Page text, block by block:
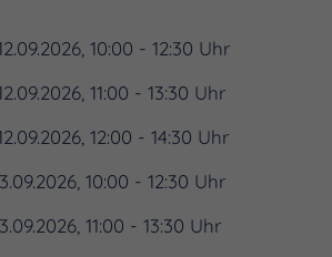
nach Wahl*
10:00 - 12:30 Uhr
11:00 - 13:30 Uhr
12:00 - 14:30 Uhr
10:00 - 12:30 Uhr
11:00 - 13:30 Uhr